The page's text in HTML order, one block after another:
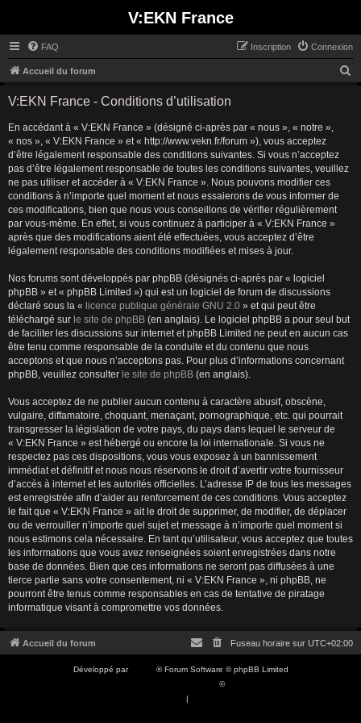
V:EKN France
FAQ Connexion
Inscription
Accueil du forum
V:EKN France - Conditions d’utilisation
En accédant à « V:EKN France » (désigné ci-après par « nous », « notre »,
« nos », « V:EKN France » et « http://www.vekn.fr/forum »), vous acceptez
d’être légalement responsable des conditions suivantes. Si vous n’acceptez
pas d’être légalement responsable de toutes les conditions suivantes, veuillez
ne pas utiliser et accéder à « V:EKN France ». Nous pouvons modifier ces
conditions à n’importe quel moment et nous essaierons de vous informer de
ces modifications, bien que nous vous conseillons de vérifier régulièrement
par vous-même. En effet, si vous continuez à participer à « V:EKN France »
après que des modifications aient été effectuées, vous acceptez d’être
légalement responsable des conditions modifiées et mises à jour.
Nos forums sont développés par phpBB (désignés ci-après par « logiciel
phpBB » et « phpBB Limited ») qui est un logiciel de forum de discussions
déclaré sous la « licence publique générale GNU 2.0 » et qui peut être
téléchargé sur le site de phpBB (en anglais). Le logiciel phpBB a pour seul but
de faciliter les discussions sur internet et phpBB Limited ne peut en aucun cas
être tenu comme responsable de la conduite et du contenu que nous
acceptons et que nous n’acceptons pas. Pour plus d’informations concernant
phpBB, veuillez consulter le site de phpBB (en anglais).
Vous acceptez de ne publier aucun contenu à caractère abusif, obscène,
vulgaire, diffamatoire, choquant, menaçant, pornographique, etc. qui pourrait
transgresser la législation de votre pays, du pays dans lequel le serveur de
« V:EKN France » est hébergé ou encore la loi internationale. Si vous ne
respectez pas ces dispositions, vous vous exposez à un bannissement
immédiat et définitif et nous nous réservons le droit d’avertir votre fournisseur
d’accès à internet et les autorités officielles. L’adresse IP de tous les messages
est enregistrée afin d’aider au renforcement de ces conditions. Vous acceptez
le fait que « V:EKN France » ait le droit de supprimer, de modifier, de déplacer
ou de verrouiller n’importe quel sujet et message à n’importe quel moment si
nous estimons cela nécessaire. En tant qu’utilisateur, vous acceptez que toutes
les informations que vous avez renseignées soient enregistrées dans notre
base de données. Bien que ces informations ne seront pas diffusées à une
tierce partie sans votre consentement, ni « V:EKN France », ni phpBB, ne
pourront être tenus comme responsables en cas de tentative de piratage
informatique visant à compromettre vos données.
Accueil du forum Fuseau horaire sur UTC+02:00
Développé par
® Forum Software © phpBB Limited
©
|